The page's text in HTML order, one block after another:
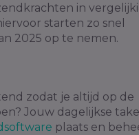
in
starten zo snel
2025 op te nemen.
zodat je altijd op de
Jouw dagelijkse
plaats en